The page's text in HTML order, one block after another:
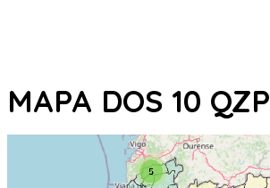
MAPA DOS 10 QZP